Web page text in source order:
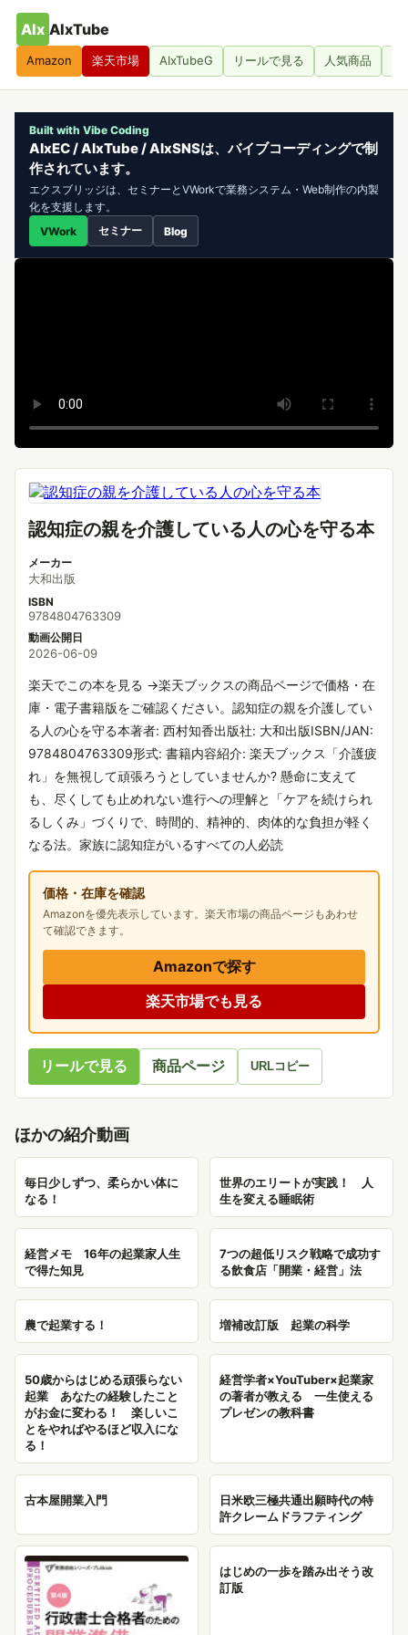
AIx AIxTube
Amazon 楽天市場 AIxTubeG リールで見る 人気商品
Built with Vibe Coding
AIxEC / AIxTube / AIxSNSは、バイブコーディングで制
作されています。
エクスブリッジは、セミナーとVWorkで業務システム・Web制作の内製
化を支援します。
VWork
セミナー Blog
認知症の親を介護している人の心を守る本
メーカー
大和出版
ISBN
9784804763309
動画公開日
2026-06-09
楽天でこの本を見る →楽天ブックスの商品ページで価格・在
庫・電子書籍版をご確認ください。認知症の親を介護してい
る人の心を守る本著者: 西村知香出版社: 大和出版ISBN/JAN:
9784804763309形式: 書籍内容紹介: 楽天ブックス「介護疲
れ」を無視して頑張ろうとしていませんか? 懸命に支えて
も、尽くしても止めれない進行への理解と「ケアを続けられ
るしくみ」づくりで、時間的、精神的、肉体的な負担が軽く
なる法。家族に認知症がいるすべての人必読
価格・在庫を確認
Amazonを優先表示しています。楽天市場の商品ページもあわせ
て確認できます。
Amazonで探す
楽天市場でも見る
リールで見る 商品ページ URLコピー
ほかの紹介動画
毎日少しずつ、柔らかい体に
なる！
世界のエリートが実践！ 人
生を変える睡眠術
経営メモ 16年の起業家人生
で得た知見
7つの超低リスク戦略で成功す
る飲食店「開業・経営」法
農で起業する！ 増補改訂版 起業の科学
50歳からはじめる頑張らない
起業 あなたの経験したこと
がお金に変わる！ 楽しいこ
とをやればやるほど収入にな
る！
経営学者×YouTuber×起業家
の著者が教える 一生使える
プレゼンの教科書
古本屋開業入門
日米欧三極共通出願時代の特
許クレームドラフティング
はじめの一歩を踏み出そう改
訂版